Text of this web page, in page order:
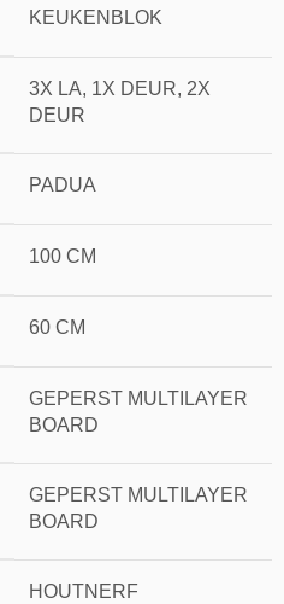
KEUKENBLOK
3X LA, 1X DEUR, 2X
DEUR
PADUA
100 CM
60 CM
GEPERST MULTILAYER
BOARD
GEPERST MULTILAYER
BOARD
HOUTNERF